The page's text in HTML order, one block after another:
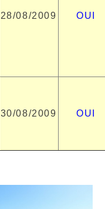
28/08/2009 OUI
30/08/2009 OUI